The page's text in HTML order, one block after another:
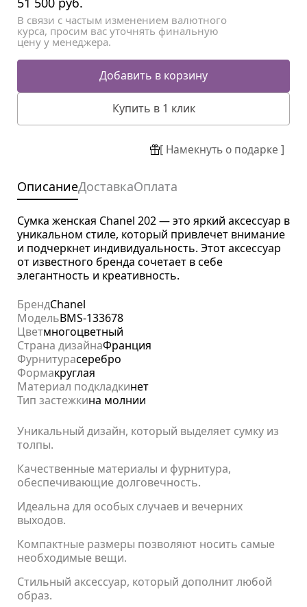
В связи с частым изменением валютного
курса, просим вас уточнять финальную
цену у менеджера.
Добавить в корзину
Купить в 1 клик
[ Намекнуть о подарке ]
ОписаниеДоставкаОплата
Сумка женская Chanel 202 — это яркий аксессуар в
уникальном стиле, который привлечет внимание
и подчеркнет индивидуальность. Этот аксессуар
от известного бренда сочетает в себе
элегантность и креативность.
БрендChanel
МодельBMS-133678
Цветмногоцветный
Страна дизайнаФранция
Фурнитурасеребро
Формакруглая
Материал подкладкинет
Тип застежкина молнии
Уникальный дизайн, который выделяет сумку из
толпы.
Качественные материалы и фурнитура,
обеспечивающие долговечность.
Идеальна для особых случаев и вечерних
выходов.
Компактные размеры позволяют носить самые
необходимые вещи.
Стильный аксессуар, который дополнит любой
образ.